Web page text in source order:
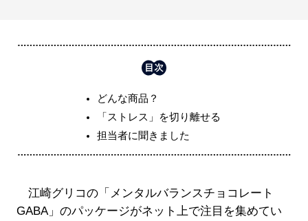
どんな商品？
「ストレス」を切り離せる
担当者に聞きました
江崎グリコの「メンタルバランスチョコレート
GABA」のパッケージがネット上で注目を集めてい